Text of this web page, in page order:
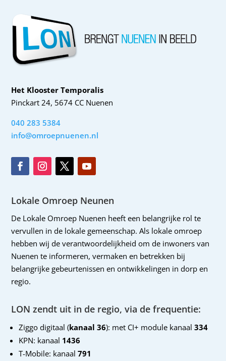
Het Klooster Temporalis
Pinckart 24, 5674 CC Nuenen
040 283 5384
info@omroepnuenen.nl
Lokale Omroep Neunen
De Lokale Omroep Nuenen heeft een belangrijke rol te
vervullen in de lokale gemeenschap. Als lokale omroep
hebben wij de verantwoordelijkheid om de inwoners van
Nuenen te informeren, vermaken en betrekken bij
belangrijke gebeurtenissen en ontwikkelingen in dorp en
regio.
LON zendt uit in de regio, via de frequentie:
Ziggo digitaal (kanaal 36): met CI+ module kanaal 334
KPN: kanaal 1436
T-Mobile: kanaal791